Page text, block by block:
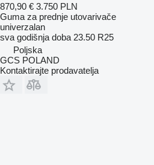
870,90 € 3.750 PLN
Guma za prednje utovarivače
univerzalan
sva godišnja doba 23.50 R25
Poljska
GCS POLAND
Kontaktirajte prodavatelja